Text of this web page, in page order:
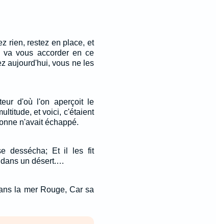
rien, restez en place, et
va vous accorder en ce
aujourd'hui, vous ne les
d'où l'on aperçoit le
et voici, c'étaient
n'avait échappé.
dessécha; Et il les fit
un désert.…
la mer Rouge, Car sa